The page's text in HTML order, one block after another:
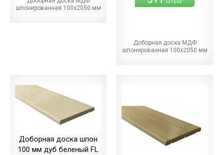
шпонированная 100х2050 мм
штука
Доборная доска МДФ
шпонированная 100х2050 мм
Доборная доска шпон
100 мм дуб беленый FL